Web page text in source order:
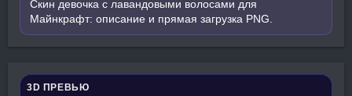
Скин девочка с лавандовыми волосами для
Майнкрафт: описание и прямая загрузка PNG.
3D ПРЕВЬЮ